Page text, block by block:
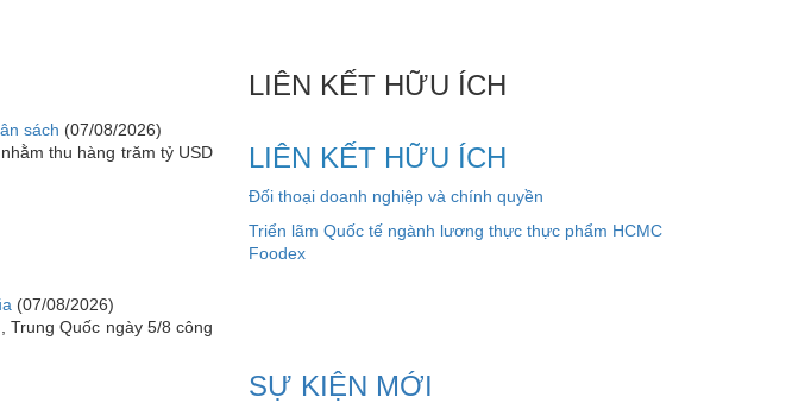
sách (07/08/2026)
thu hàng trăm tỷ USD
(07/08/2026)
Trung Quốc ngày 5/8 công
LIÊN KẾT HỮU ÍCH
LIÊN KẾT HỮU ÍCH
Đối thoại doanh nghiệp và chính quyền
Triển lãm Quốc tế ngành lương thực thực phẩm HCMC
Foodex
SỰ KIỆN MỚI